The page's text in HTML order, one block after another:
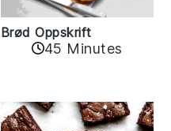
Brød Oppskrift
45 Minutes